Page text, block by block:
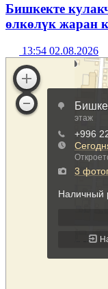
Бишкекте
өлкөлүк жаран
13:54 02.08.2026